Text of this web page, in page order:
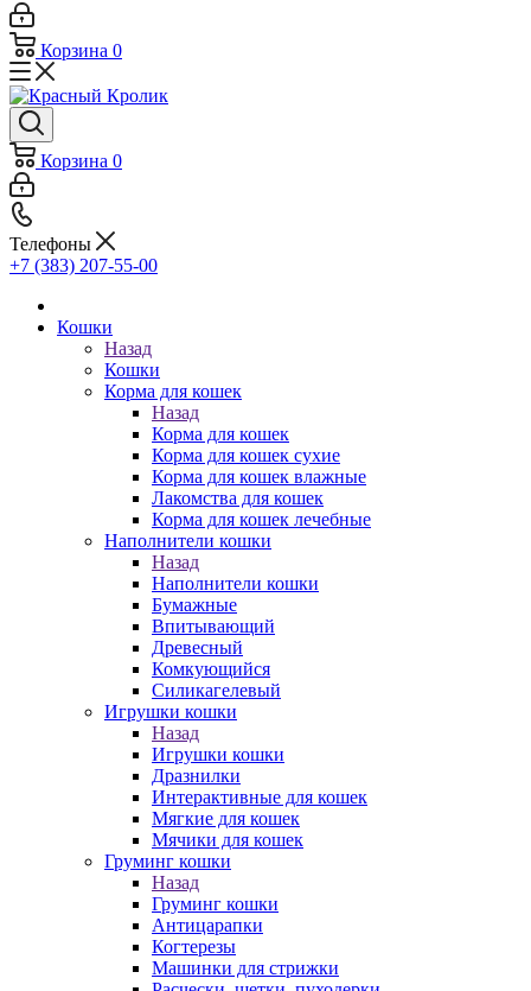
Корзина 0
Корзина 0
Телефоны
+7 (383) 207-55-00
Кошки
Назад
Кошки
Корма для кошек
Назад
Корма для кошек
Корма для кошек сухие
Корма для кошек влажные
Лакомства для кошек
Корма для кошек лечебные
Наполнители кошки
Назад
Наполнители кошки
Бумажные
Впитывающий
Древесный
Комкующийся
Силикагелевый
Игрушки кошки
Назад
Игрушки кошки
Дразнилки
Интерактивные для кошек
Мягкие для кошек
Мячики для кошек
Груминг кошки
Назад
Груминг кошки
Антицарапки
Когтерезы
Машинки для стрижки